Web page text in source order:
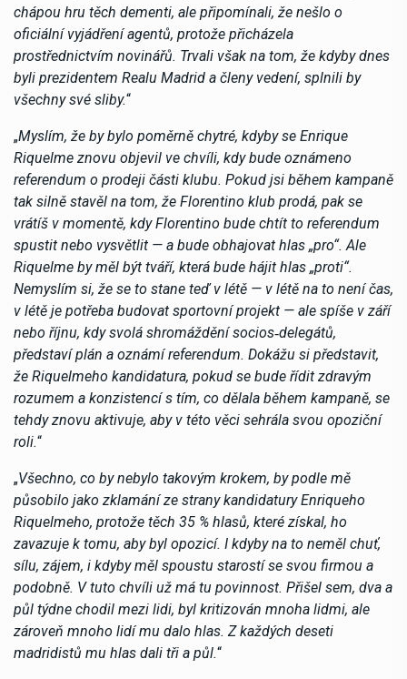
chápou hru těch dementi, ale připomínali, že nešlo o
oficiální vyjádření agentů, protože přicházela
prostřednictvím novinářů. Trvali však na tom, že kdyby dnes
byli prezidentem Realu Madrid a členy vedení, splnili by
všechny své sliby.“
„Myslím, že by bylo poměrně chytré, kdyby se Enrique
Riquelme znovu objevil ve chvíli, kdy bude oznámeno
referendum o prodeji části klubu. Pokud jsi během kampaně
tak silně stavěl na tom, že Florentino klub prodá, pak se
vrátíš v momentě, kdy Florentino bude chtít to referendum
spustit nebo vysvětlit — a bude obhajovat hlas „pro“. Ale
Riquelme by měl být tváří, která bude hájit hlas „proti“.
Nemyslím si, že se to stane teď v létě — v létě na to není čas,
v létě je potřeba budovat sportovní projekt — ale spíše v září
nebo říjnu, kdy svolá shromáždění socios‑delegátů,
představí plán a oznámí referendum. Dokážu si představit,
že Riquelmeho kandidatura, pokud se bude řídit zdravým
rozumem a konzistencí s tím, co dělala během kampaně, se
tehdy znovu aktivuje, aby v této věci sehrála svou opoziční
roli.“
„Všechno, co by nebylo takovým krokem, by podle mě
působilo jako zklamání ze strany kandidatury Enriqueho
Riquelmeho, protože těch 35 % hlasů, které získal, ho
zavazuje k tomu, aby byl opozicí. I kdyby na to neměl chuť,
sílu, zájem, i kdyby měl spoustu starostí se svou firmou a
podobně. V tuto chvíli už má tu povinnost. Přišel sem, dva a
půl týdne chodil mezi lidi, byl kritizován mnoha lidmi, ale
zároveň mnoho lidí mu dalo hlas. Z každých deseti
madridistů mu hlas dali tři a půl.“